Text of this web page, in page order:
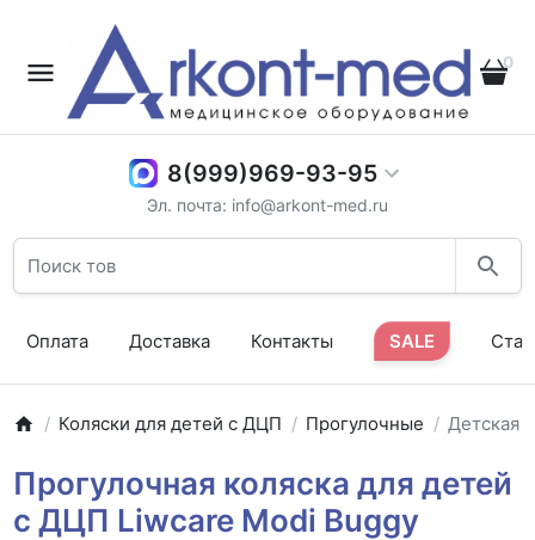
0
8(999)969-93-95
Эл. почта: info@arkont-med.ru
Оплата Доставка Контакты SALE
Коляски для детей с ДЦП Прогулочные Детская
Прогулочная коляска для детей
с ДЦП Liwcare Modi Buggy